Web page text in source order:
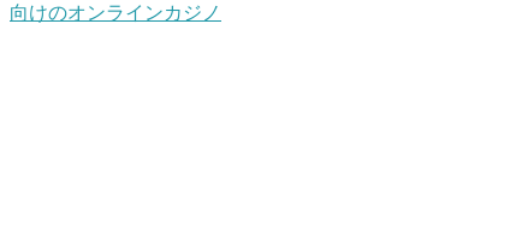
向けのオンラインカジノ